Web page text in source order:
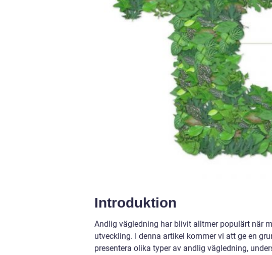
Introduktion
Andlig vägledning har blivit alltmer populärt när
utveckling. I denna artikel kommer vi att ge en
presentera olika typer av andlig vägledning,